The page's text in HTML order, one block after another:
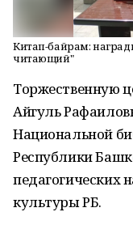
Китап-байрам:
читающий"
Торжественную
Айгуль
Национальной
Республики
педагогических
культуры РБ.